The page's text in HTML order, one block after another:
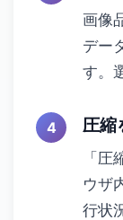
画像
デー
す。
圧縮
「
ウザ
行状